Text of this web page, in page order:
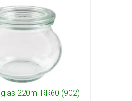
220ml RR60 (902)